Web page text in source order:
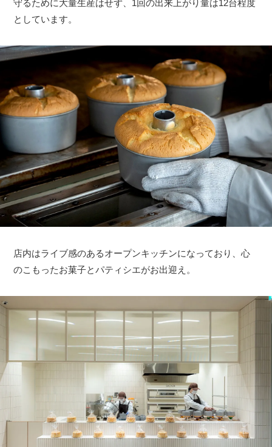
守るために大量生産はせず、1回の出来上がり量は12台程度
としています。
店内はライブ感のあるオープンキッチンになっており、心
のこもったお菓子とパティシエがお出迎え。